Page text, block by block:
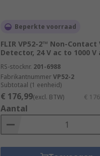
Beperkte voorraad
FLIR VP52-2™ Non-Contact
Detector, 24 V ac to 1000 V
RS-stocknr. 201-6988
FabrikantnummerVP52-2
Subtotaal (1 eenheid)
€ 176,99(excl. BTW) €
Aantal